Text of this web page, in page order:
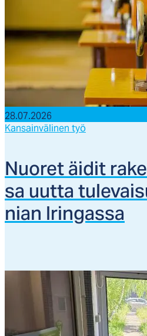
28.07.2026
Kansainvälinen työ
Nuo­ret äi­dit
sa uut­ta
nian Irin­gas­sa